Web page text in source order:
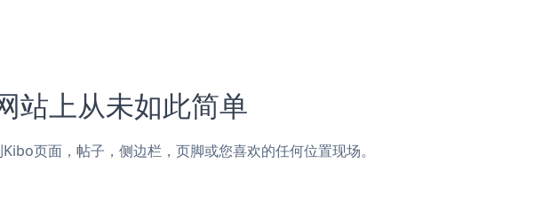
上从未如此简单
页面，帖子，侧边栏，页脚或您喜欢的任何位置现场。